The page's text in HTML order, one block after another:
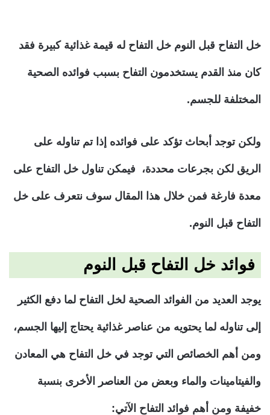
خل التفاح قبل النوم خل التفاح له قيمة غذائية كبيرة فقد
كان منذ القدم يستخدمون التفاح بسبب فوائده الصحية
المختلفة للجسم.
ولكن توجد أبحاث تؤكد على فوائده إذا تم تناوله على
الريق لكن بجرعات محددة، فيمكن تناول خل التفاح على
معدة فارغة فمن خلال هذا المقال سوف نتعرف على خل
التفاح قبل النوم.
فوائد خل التفاح قبل النوم
يوجد العديد من الفوائد الصحية لخل التفاح لما دفع الكثير
إلى تناوله لما يحتويه من عناصر غذائية يحتاج إليها الجسم،
ومن أهم الخصائص التي توجد في خل التفاح هي المعادن
والفيتامينات والماء وبعض من العناصر الأخرى بنسبة
خفيفة ومن أهم فوائد التفاح الآتي: